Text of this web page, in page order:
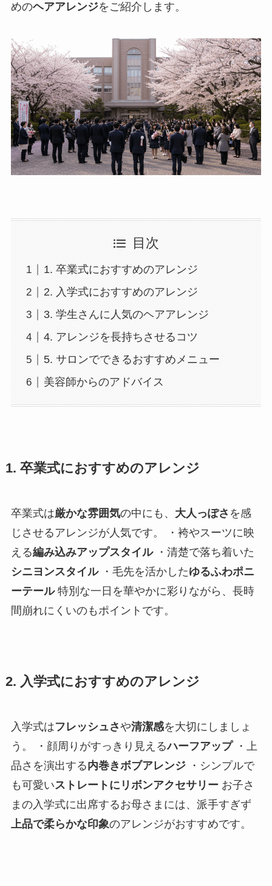
めのヘアアレンジをご紹介します。
目次
1. 卒業式におすすめのアレンジ
2. 入学式におすすめのアレンジ
3. 学生さんに人気のヘアアレンジ
4. アレンジを長持ちさせるコツ
5. サロンでできるおすすめメニュー
美容師からのアドバイス
1. 卒業式におすすめのアレンジ
卒業式は厳かな雰囲気の中にも、 大人っぽさ を感
じさせるアレンジが人気です。 ・袴やスーツに映
える編み込みアップスタイル・清楚で落ち着いた
シニヨンスタイル・毛先を活かしたゆるふわポニ
ーテール特別な一日を華やかに彩りながら、長時
間崩れにくいのもポイントです。
2. 入学式におすすめのアレンジ
入学式はフレッシュさや清潔感を大切にしましょ
う。 ・顔周りがすっきり見えるハーフアップ・上
品さを演出する内巻きボブアレンジ・シンプルで
も可愛いストレートにリボンアクセサリー お子さ
まの入学式に出席するお母さまには、派手すぎず
上品で柔らかな印象のアレンジがおすすめです。